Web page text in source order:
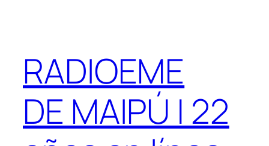
RADIOEME
DE MAIPÚ | 22